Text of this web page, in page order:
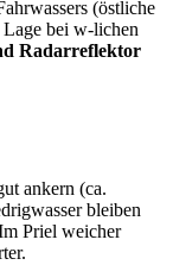
(östliche
Lage bei w-lichen
Radarreflektor
ankern (ca.
bleiben
Priel weicher